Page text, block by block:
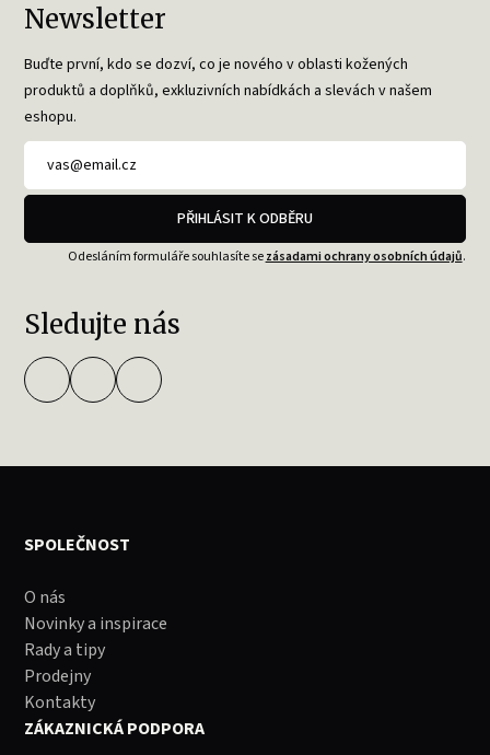
Newsletter
Buďte první, kdo se dozví, co je nového v oblasti kožených
produktů a doplňků, exkluzivních nabídkách a slevách v našem
eshopu.
PŘIHLÁSIT K ODBĚRU
Odesláním formuláře souhlasíte sezásadami ochrany osobních údajů.
Sledujte nás
SPOLEČNOST
O nás
Novinky a inspirace
Rady a tipy
Prodejny
Kontakty
ZÁKAZNICKÁ PODPORA